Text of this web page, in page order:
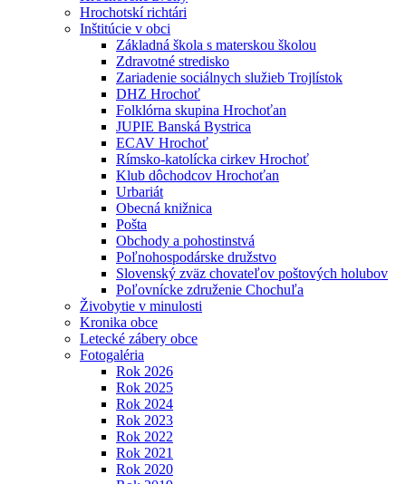
Hrochotskí richtári
Inštitúcie v obci
Základná škola s materskou školou
Zdravotné stredisko
Zariadenie sociálnych služieb Trojlístok
DHZ Hrochoť
Folklórna skupina Hrochoťan
JUPIE Banská Bystrica
ECAV Hrochoť
Rímsko-katolícka cirkev Hrochoť
Klub dôchodcov Hrochoťan
Urbariát
Obecná knižnica
Pošta
Obchody a pohostinstvá
Poľnohospodárske družstvo
Slovenský zväz chovateľov poštových holubov
Poľovnícke združenie Chochuľa
Živobytie v minulosti
Kronika obce
Letecké zábery obce
Fotogaléria
Rok 2026
Rok 2025
Rok 2024
Rok 2023
Rok 2022
Rok 2021
Rok 2020